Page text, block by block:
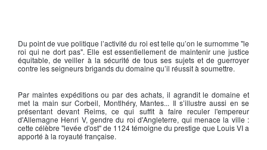
Du point de vue politique l’activité du roi est telle qu’on le surnomme "le
roi qui ne dort pas". Elle est essentiellement de maintenir une justice
équitable, de veiller à la sécurité de tous ses sujets et de guerroyer
contre les seigneurs brigands du domaine qu’il réussit à soumettre.
Par maintes expéditions ou par des achats, il agrandit le domaine et
met la main sur Corbeil, Montlhéry, Mantes... Il s’illustre aussi en se
présentant devant Reims, ce qui suffit à faire reculer l'empereur
d'Allemagne Henri V, gendre du roi d'Angleterre, qui menace la ville :
cette célèbre "levée d'ost" de 1124 témoigne du prestige que Louis VIa
apporté à la royauté française.